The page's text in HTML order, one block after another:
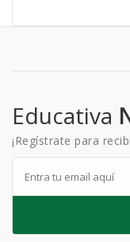
Educativa
¡Regístrate para